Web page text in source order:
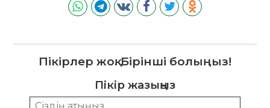
Пікірлер жоқ. Бірінші болыңыз!
Пікір жазыңыз